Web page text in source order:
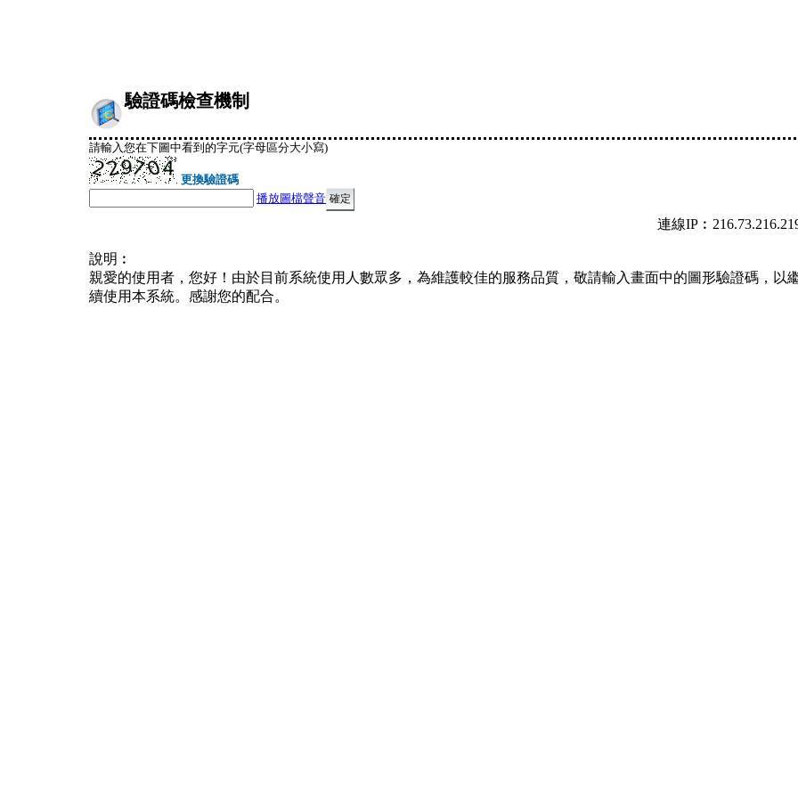
驗證碼檢查機制
請輸入您在下圖中看到的字元(字母區分大小寫)
更換驗證碼
播放圖檔聲音
連線
說明︰
親愛的使用者，您好！由於目前系統使用人數眾多，為維護較佳的服務品質，敬請輸入畫面中的圖形驗證碼，以
續使用本系統。感謝您的配合。